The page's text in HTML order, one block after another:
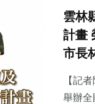
雲林
計畫
市長
【記
舉辦全